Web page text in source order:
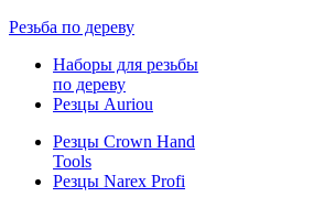
Резьба по дереву
Наборы для резьбы
по дереву
Резцы Auriou
Резцы Crown Hand
Tools
Резцы Narex Profi